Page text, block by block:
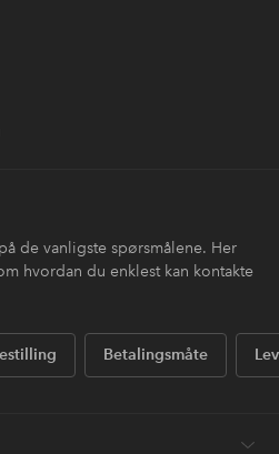
de vanligste spørsmålene. Her
hvordan du enklest kan kontakte
Betalingsmåte